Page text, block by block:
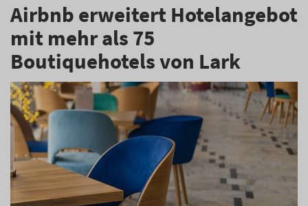
Airbnb erweitert Hotelangebot
mit mehr als 75
Boutiquehotels von Lark